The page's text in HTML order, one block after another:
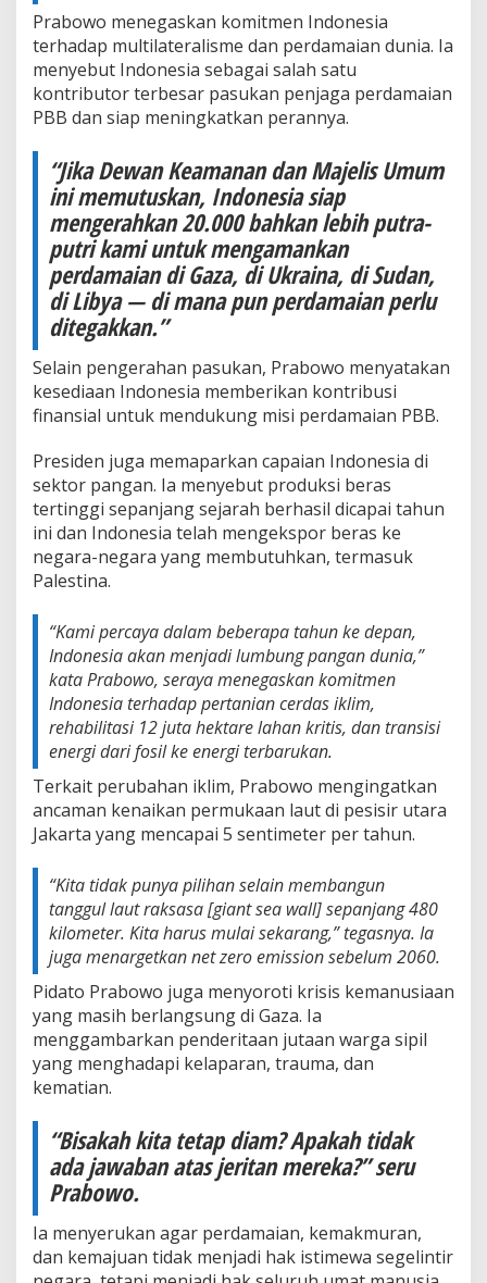
Prabowo menegaskan komitmen Indonesia
terhadap multilateralisme dan perdamaian dunia. Ia
menyebut Indonesia sebagai salah satu
kontributor terbesar pasukan penjaga perdamaian
PBB dan siap meningkatkan perannya.
“Jika Dewan Keamanan dan Majelis Umum
ini memutuskan, Indonesia siap
mengerahkan 20.000 bahkan lebih putra-
putri kami untuk mengamankan
perdamaian di Gaza, di Ukraina, di Sudan,
di Libya — di mana pun perdamaian perlu
ditegakkan.”
Selain pengerahan pasukan, Prabowo menyatakan
kesediaan Indonesia memberikan kontribusi
finansial untuk mendukung misi perdamaian PBB.
Presiden juga memaparkan capaian Indonesia di
sektor pangan. Ia menyebut produksi beras
tertinggi sepanjang sejarah berhasil dicapai tahun
ini dan Indonesia telah mengekspor beras ke
negara-negara yang membutuhkan, termasuk
Palestina.
“Kami percaya dalam beberapa tahun ke depan,
Indonesia akan menjadi lumbung pangan dunia,”
kata Prabowo, seraya menegaskan komitmen
Indonesia terhadap pertanian cerdas iklim,
rehabilitasi 12 juta hektare lahan kritis, dan transisi
energi dari fosil ke energi terbarukan.
Terkait perubahan iklim, Prabowo mengingatkan
ancaman kenaikan permukaan laut di pesisir utara
Jakarta yang mencapai 5 sentimeter per tahun.
“Kita tidak punya pilihan selain membangun
tanggul laut raksasa [giant sea wall] sepanjang 480
kilometer. Kita harus mulai sekarang,” tegasnya. Ia
juga menargetkan net zero emission sebelum 2060.
Pidato Prabowo juga menyoroti krisis kemanusiaan
yang masih berlangsung di Gaza. Ia
menggambarkan penderitaan jutaan warga sipil
yang menghadapi kelaparan, trauma, dan
kematian.
“Bisakah kita tetap diam? Apakah tidak
ada jawaban atas jeritan mereka?” seru
Prabowo.
Ia menyerukan agar perdamaian, kemakmuran,
dan kemajuan tidak menjadi hak istimewa segelintir